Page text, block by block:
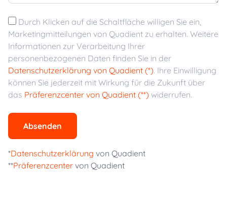
Durch Klicken auf die Schaltfläche willigen Sie ein,
Marketingmitteilungen von Quadient zu erhalten. Weitere
Informationen zur Verarbeitung Ihrer
personenbezogenen Daten finden Sie in der
Datenschutzerklärung von Quadient (*). Ihre Einwilligung
können Sie jederzeit mit Wirkung für die Zukunft über
das Präferenzcenter von Quadient (**) widerrufen.
Absenden
*Datenschutzerklärung von Quadient
**Präferenzcenter von Quadient